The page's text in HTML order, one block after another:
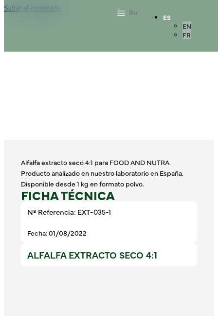
Saltar al contenido
ES
EN
FR
Alfalfa extracto seco 4:1 para FOOD AND NUTRA.
Producto analizado en nuestro laboratorio en España.
Disponible desde 1 kg en formato polvo.
FICHA TÉCNICA
Nº Referencia: EXT-035-1
Fecha: 01/08/2022
ALFALFA EXTRACTO SECO 4:1